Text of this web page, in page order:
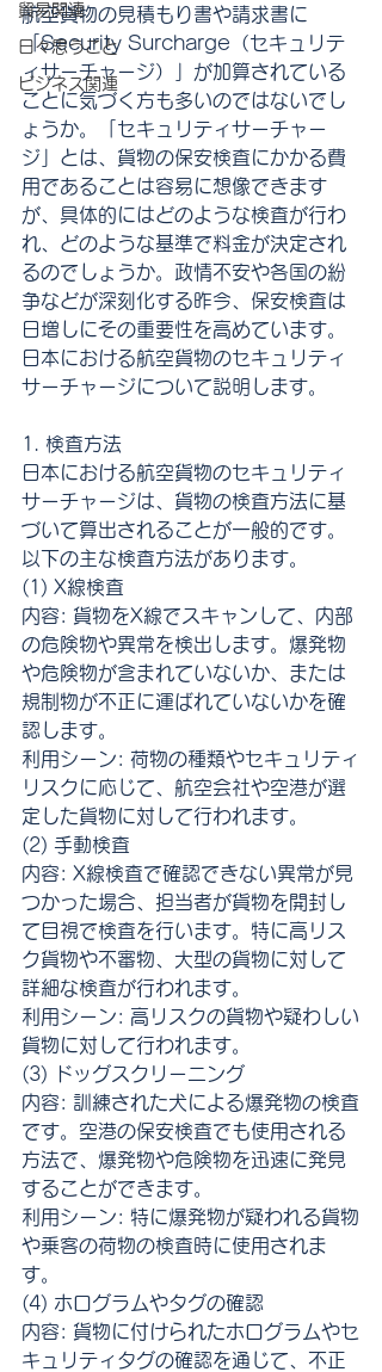
貿易関連
日々思うこと
ビジネス関連
航空貨物の見積もり書や請求書に
「Security Surcharge（セキュリテ
ィサーチャージ）」が加算されている
ことに気づく方も多いのではないでし
ょうか。「セキュリティサーチャー
ジ」とは、貨物の保安検査にかかる費
用であることは容易に想像できます
が、具体的にはどのような検査が行わ
れ、どのような基準で料金が決定され
るのでしょうか。政情不安や各国の紛
争などが深刻化する昨今、保安検査は
日増しにその重要性を高めています。
日本における航空貨物のセキュリティ
サーチャージについて説明します。
1. 検査方法
日本における航空貨物のセキュリティ
サーチャージは、貨物の検査方法に基
づいて算出されることが一般的です。
以下の主な検査方法があります。
(1) X線検査
内容: 貨物をX線でスキャンして、内部
の危険物や異常を検出します。爆発物
や危険物が含まれていないか、または
規制物が不正に運ばれていないかを確
認します。
利用シーン: 荷物の種類やセキュリティ
リスクに応じて、航空会社や空港が選
定した貨物に対して行われます。
(2) 手動検査
内容: X線検査で確認できない異常が見
つかった場合、担当者が貨物を開封し
て目視で検査を行います。特に高リス
ク貨物や不審物、大型の貨物に対して
詳細な検査が行われます。
利用シーン: 高リスクの貨物や疑わしい
貨物に対して行われます。
(3) ドッグスクリーニング
内容: 訓練された犬による爆発物の検査
です。空港の保安検査でも使用される
方法で、爆発物や危険物を迅速に発見
することができます。
利用シーン: 特に爆発物が疑われる貨物
や乗客の荷物の検査時に使用されま
す。
(4) ホログラムやタグの確認
内容: 貨物に付けられたホログラムやセ
キュリティタグの確認を通じて、不正